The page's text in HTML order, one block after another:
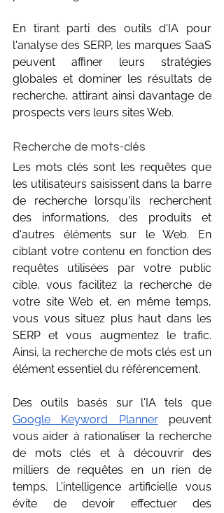
En tirant parti des outils d'IA pour
l'analyse des SERP, les marques SaaS
peuvent affiner leurs stratégies
globales et dominer les résultats de
recherche, attirant ainsi davantage de
prospects vers leurs sites Web.
Recherche de mots-clés
Les mots clés sont les requêtes que
les utilisateurs saisissent dans la barre
de recherche lorsqu'ils recherchent
des informations, des produits et
d'autres éléments sur le Web. En
ciblant votre contenu en fonction des
requêtes utilisées par votre public
cible, vous facilitez la recherche de
votre site Web et, en même temps,
vous vous situez plus haut dans les
SERP et vous augmentez le trafic.
Ainsi, la recherche de mots clés est un
élément essentiel du référencement.
Google Keyword Planner peuvent
vous aider à rationaliser la recherche
de mots clés et à découvrir des
milliers de requêtes en un rien de
temps. L'intelligence artificielle vous
évite de devoir effectuer des